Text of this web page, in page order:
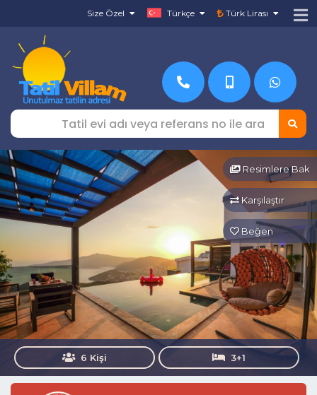
Size Özel Türkçe Türk Lirası
Resimlere Bak
Karşılaştır
Beğen
6 Kişi 3+1